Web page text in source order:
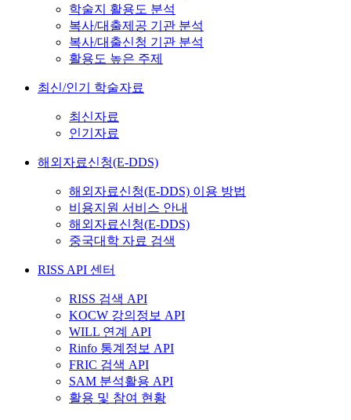
학술지 활용도 분석
복사/대출제공 기관 분석
복사/대출신청 기관 분석
활용도 높은 주제
최신/인기 학술자료
최신자료
인기자료
해외자료신청(E-DDS)
해외자료신청(E-DDS) 이용 방법
비용지원 서비스 안내
해외자료신청(E-DDS)
중국대학 자료 검색
RISS API 센터
RISS 검색 API
KOCW 강의정보 API
WILL 연계 API
Rinfo 통계정보 API
FRIC 검색 API
SAM 분석활용 API
활용 및 참여 현황